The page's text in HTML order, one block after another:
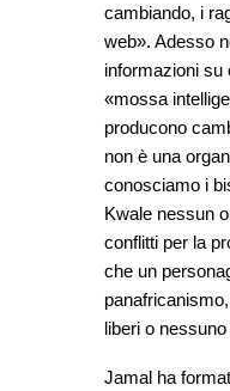
cambiando, i
web». Adesso
informazioni su
«mossa
producono
non è una
conosciamo i
Kwale nessun
conflitti per la
che un
liberi o
Jamal ha